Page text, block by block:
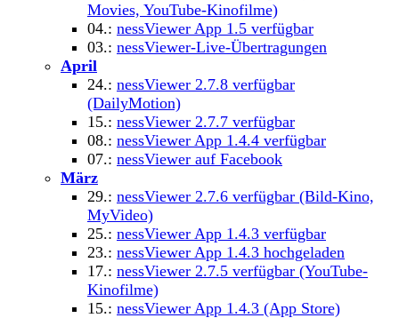
Movies, YouTube-Kinofilme)
04.: nessViewer App 1.5 verfügbar
03.: nessViewer-Live-Übertragungen
April
24.: nessViewer 2.7.8 verfügbar
(DailyMotion)
15.: nessViewer 2.7.7 verfügbar
08.: nessViewer App 1.4.4 verfügbar
07.: nessViewer auf Facebook
März
29.: nessViewer 2.7.6 verfügbar (Bild-Kino,
MyVideo)
25.: nessViewer App 1.4.3 verfügbar
23.: nessViewer App 1.4.3 hochgeladen
17.: nessViewer 2.7.5 verfügbar (YouTube-
Kinofilme)
15.: nessViewer App 1.4.3 (App Store)